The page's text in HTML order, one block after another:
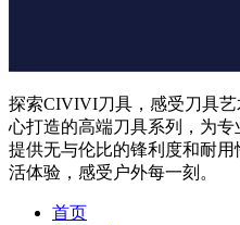
探索CIVIVI刀具，感受刀具
心打造的高端刀具系列，为
提供无与伦比的锋利度和耐
活体验，感受户外每一刻。
首页